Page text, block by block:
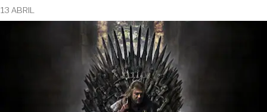
13 ABRIL